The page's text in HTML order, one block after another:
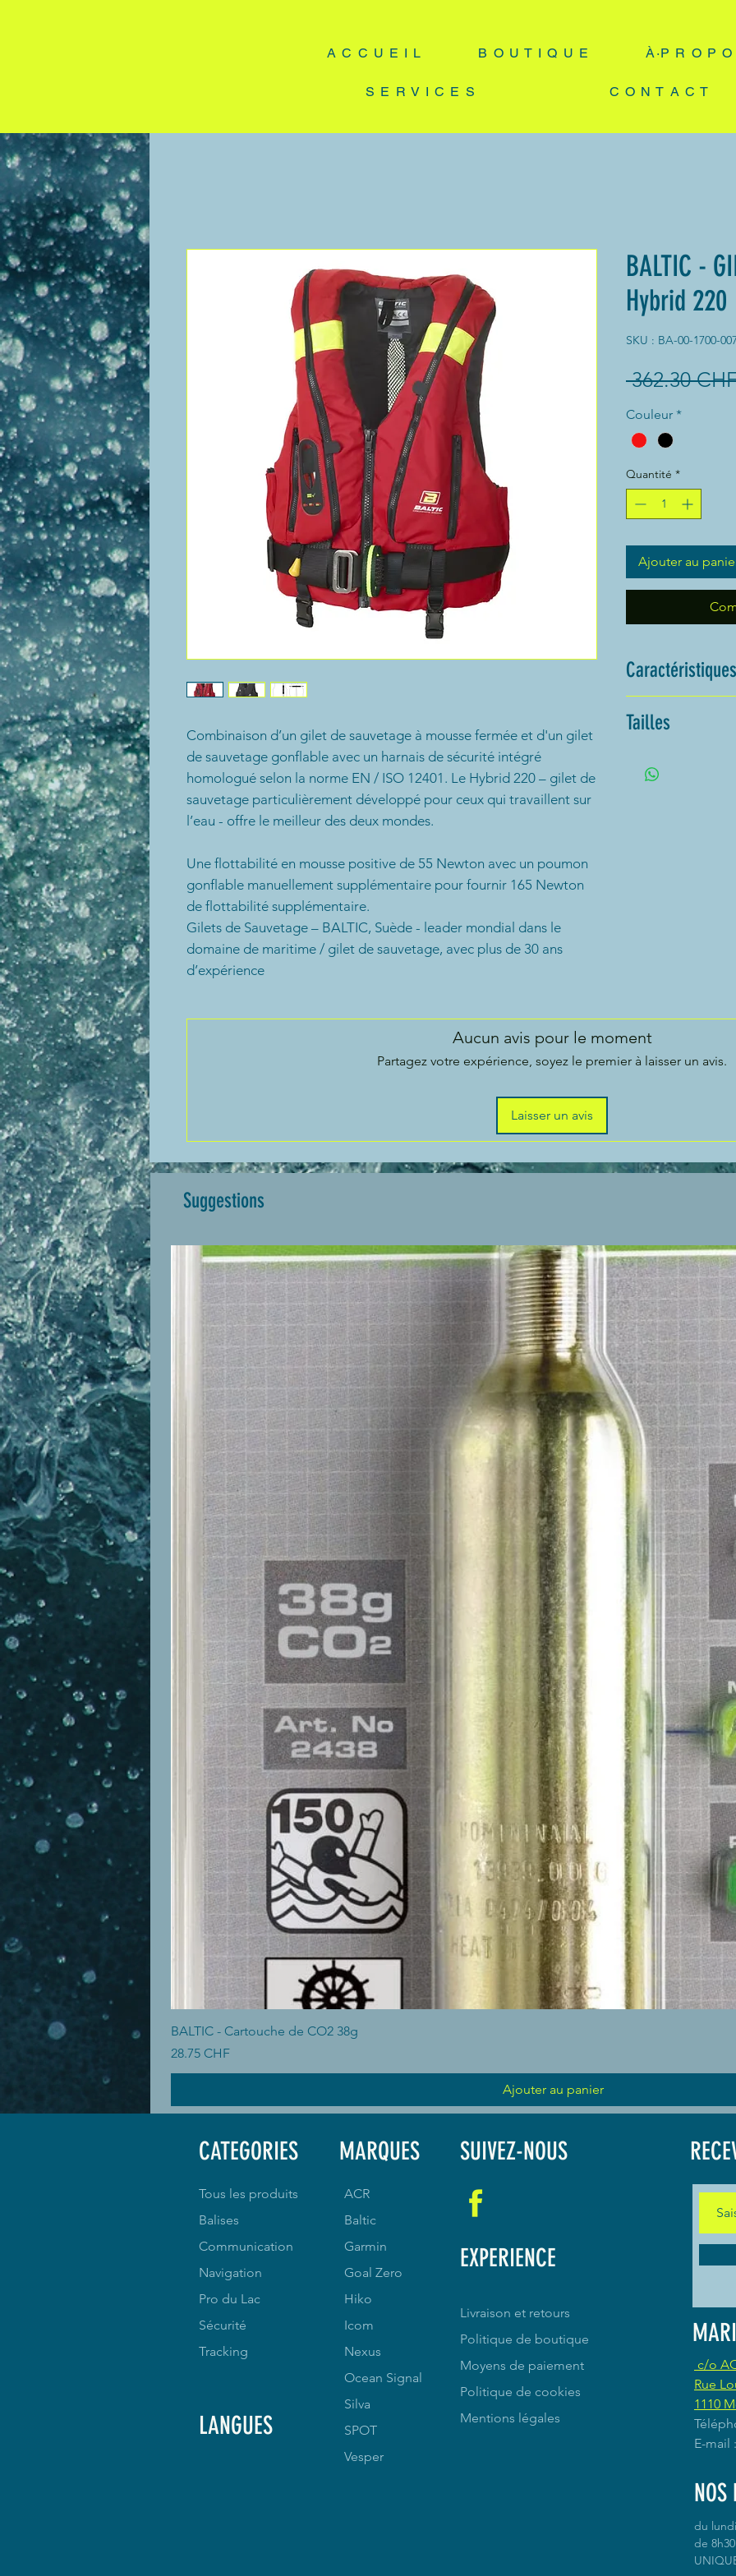
A C C U E I L B O U T I Q U E À·P R O P O
S E R V I C E S C O N T A C T
Combinaison d’un gilet de sauvetage à mousse fermée et d'un gilet
de sauvetage gonflable avec un harnais de sécurité intégré
homologué selon la norme EN / ISO 12401. Le Hybrid 220 – gilet de
sauvetage particulièrement développé pour ceux qui travaillent sur
l’eau - offre le meilleur des deux mondes.
Une flottabilité en mousse positive de 55 Newton avec un poumon
gonflable manuellement supplémentaire pour fournir 165 Newton
de flottabilité supplémentaire.
Gilets de Sauvetage – BALTIC, Suède - leader mondial dans le
domaine de maritime / gilet de sauvetage, avec plus de 30 ans
d’expérience
BALTIC -
Hybrid 220
SKU : BA-00-1700-
362.30
Couleur *
Quantité *
Ajouter au
de l'aide à la
deux poches
une sangle
Tailles
Aucun avis pour le moment
Partagez votre expérience, soyez le premier à laisser un avis.
Laisser un avis
Suggestions
BALTIC - Cartouche de CO2 38g
Prix
28.75 CHF
Ajouter au panier
CATEGORIES
Tous les produits
Balises
Communication
Navigation
Pro du Lac
Sécurité
Tracking
LANGUES
MARQUES SUIVEZ-NOUS
EXPERIENCE
Livraison et retours
Politique de boutique
Moyens de paiement
Politique de cookies
Mentions légales
c/o
Rue
1110
E-mail :
NOS
du
de
ACR
Baltic
Garmin
Goal Zero
Hiko
Icom
Nexus
Ocean Signal
Silva
SPOT
Vesper